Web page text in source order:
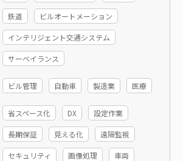
鉄道 ビルオートメーション
インテリジェント交通システム
サーベイランス
ビル管理 自動車 製造業 医療
省スペース化 DX 設定作業
長期保証 見える化 遠隔監視
セキュリティ 画像処理 車両